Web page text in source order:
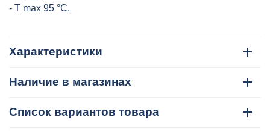
- T max 95 °C.
Характеристики
Наличие в магазинах
Список вариантов товара